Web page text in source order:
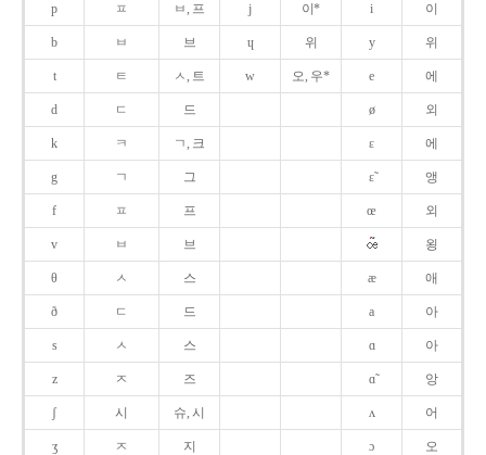
p ㅍ ㅂ, 프 j 이* i 이
b ㅂ 브 ɥ 위 y 위
t ㅌ ㅅ, 트 w 오, 우* e 에
d ㄷ 드 ø 외
k ㅋ ㄱ, 크 ɛ 에
g ㄱ 그 ɛ̃ 앵
f ㅍ 프 œ 외
v ㅂ 브 욍
θ ㅅ 스 æ 애
ð ㄷ 드 a 아
s ㅅ 스 ɑ 아
z ㅈ 즈 ɑ̃ 앙
ʃ 시 슈, 시 ʌ 어
ʒ ㅈ 지 ɔ 오